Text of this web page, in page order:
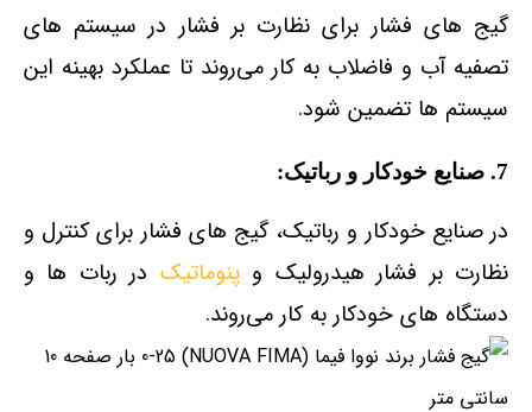
گیج‌ های فشار برای نظارت بر فشار در سیستم‌ های
تصفیه آب و فاضلاب به کار می‌روند تا عملکرد بهینه این
سیستم‌ ها تضمین شود.
7. صنایع خودکار و رباتیک:
در صنایع خودکار و رباتیک، گیج‌ های فشار برای کنترل و
نظارت بر فشار هیدرولیک وپنوماتیک در ربات‌ ها و
دستگاه‌ های خودکار به کار می‌روند.